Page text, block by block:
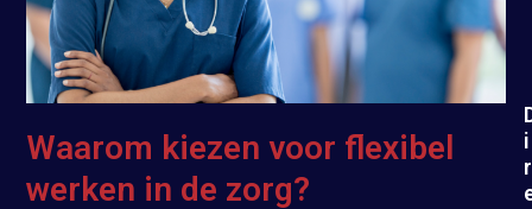
Waarom kiezen voor flexibel
werken in de zorg?
i
r